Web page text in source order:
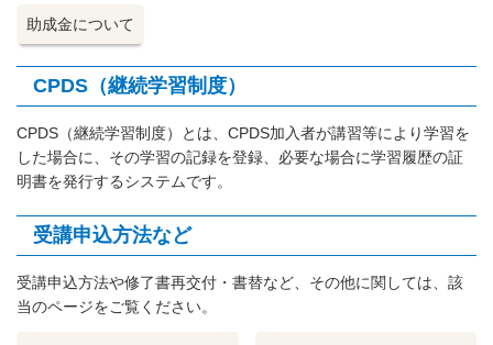
助成金について
CPDS（継続学習制度）
CPDS（継続学習制度）とは、CPDS加入者が講習等により学習を
した場合に、その学習の記録を登録、必要な場合に学習履歴の証
明書を発行するシステムです。
受講申込方法など
受講申込方法や修了書再交付・書替など、その他に関しては、該
当のページをご覧ください。